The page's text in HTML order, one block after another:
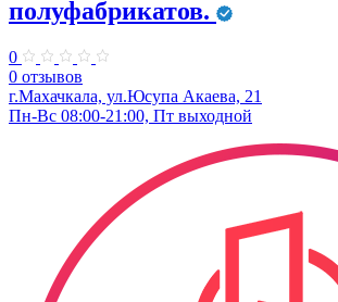
полуфабрикатов.
0
0 отзывов
г.Махачкала, ул.Юсупа Акаева, 21
Пн-Вс 08:00-21:00, Пт выходной